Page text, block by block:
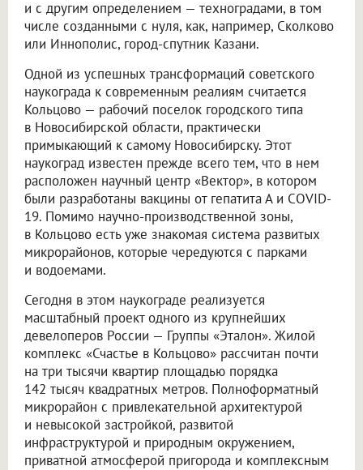
и с другим определением — техноградами, в том
числе созданными с нуля, как, например, Сколково
или Иннополис, город-спутник Казани.
Одной из успешных трансформаций советского
наукограда к современным реалиям считается
Кольцово — рабочий поселок городского типа
в Новосибирской области, практически
примыкающий к самому Новосибирску. Этот
наукоград известен прежде всего тем, что в нем
расположен научный центр «Вектор», в котором
были разработаны вакцины от гепатита А и COVID-
19. Помимо научно-производственной зоны,
в Кольцово есть уже знакомая система развитых
микрорайонов, которые чередуются с парками
и водоемами.
Сегодня в этом наукограде реализуется
масштабный проект одного из крупнейших
девелоперов России — Группы «Эталон». Жилой
комплекс «Счастье в Кольцово» рассчитан почти
на три тысячи квартир площадью порядка
142 тысяч квадратных метров. Полноформатный
микрорайон с привлекательной архитектурой
и невысокой застройкой, развитой
инфраструктурой и природным окружением,
приватной атмосферой пригорода и комплексным